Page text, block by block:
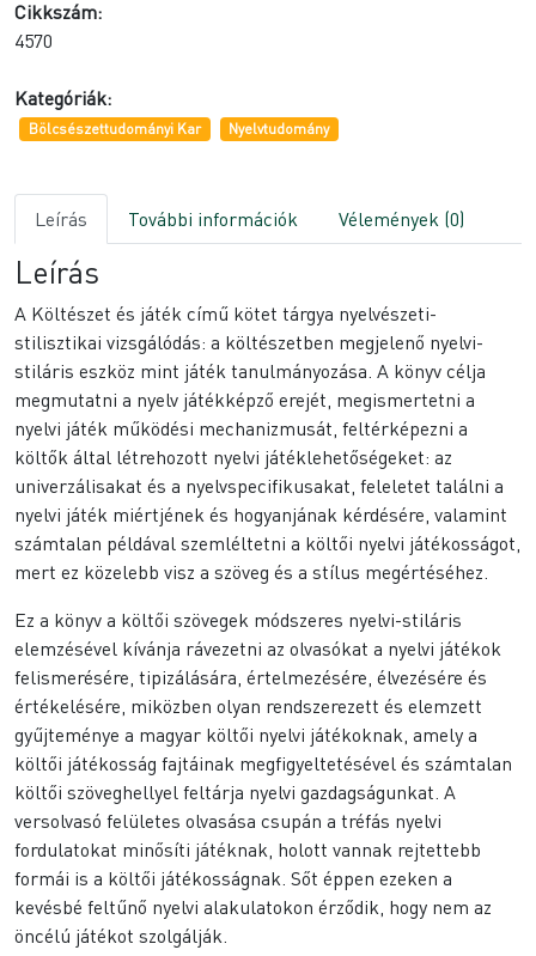
Cikkszám:
4570
Kategóriák:
Bölcsészettudományi Kar Nyelvtudomány
Leírás További információk Vélemények (0)
Leírás
A Költészet és játék című kötet tárgya nyelvészeti-
stilisztikai vizsgálódás: a költészetben megjelenő nyelvi-
stiláris eszköz mint játék tanulmányozása. A könyv célja
megmutatni a nyelv játékképző erejét, megismertetni a
nyelvi játék működési mechanizmusát, feltérképezni a
költők által létrehozott nyelvi játéklehetőségeket: az
univerzálisakat és a nyelvspecifikusakat, feleletet találni a
nyelvi játék miértjének és hogyanjának kérdésére, valamint
számtalan példával szemléltetni a költői nyelvi játékosságot,
mert ez közelebb visz a szöveg és a stílus megértéséhez.
Ez a könyv a költői szövegek módszeres nyelvi-stiláris
elemzésével kívánja rávezetni az olvasókat a nyelvi játékok
felismerésére, tipizálására, értelmezésére, élvezésére és
értékelésére, miközben olyan rendszerezett és elemzett
gyűjteménye a magyar költői nyelvi játékoknak, amely a
költői játékosság fajtáinak megfigyeltetésével és számtalan
költői szöveghellyel feltárja nyelvi gazdagságunkat. A
versolvasó felületes olvasása csupán a tréfás nyelvi
fordulatokat minősíti játéknak, holott vannak rejtettebb
formái is a költői játékosságnak. Sőt éppen ezeken a
kevésbé feltűnő nyelvi alakulatokon érződik, hogy nem az
öncélú játékot szolgálják.